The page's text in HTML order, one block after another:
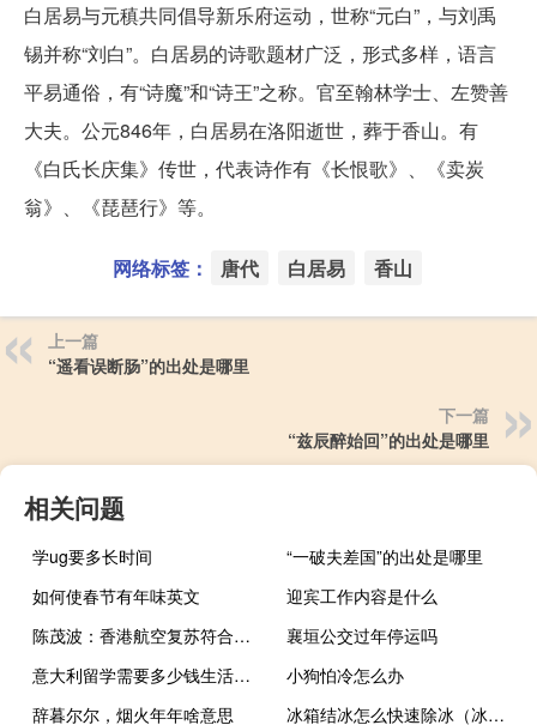
白居易与元稹共同倡导新乐府运动，世称“元白”，与刘禹
锡并称“刘白”。白居易的诗歌题材广泛，形式多样，语言
平易通俗，有“诗魔”和“诗王”之称。官至翰林学士、左赞善
大夫。公元846年，白居易在洛阳逝世，葬于香山。有
《白氏长庆集》传世，代表诗作有《长恨歌》、《卖炭
翁》、《琵琶行》等。
网络标签： 唐代 白居易 香山
上一篇
“遥看误断肠”的出处是哪里
下一篇
“兹辰醉始回”的出处是哪里
相关问题
学ug要多长时间
“一破夫差国”的出处是哪里
如何使春节有年味英文
迎宾工作内容是什么
陈茂波：香港航空复苏符合预期 海天中转大楼短期内启用
襄垣公交过年停运吗
意大利留学需要多少钱生活费 南京新东方前途出国留学机构
小狗怕冷怎么办
辞暮尔尔，烟火年年啥意思
冰箱结冰怎么快速除冰（冰箱结冰）